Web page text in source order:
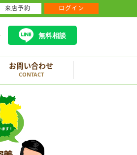
無料相談
お問い合わせ
CONTACT
来店予約 ログイン